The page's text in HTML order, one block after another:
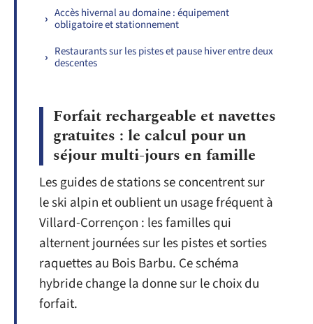
Accès hivernal au domaine : équipement
obligatoire et stationnement
Restaurants sur les pistes et pause hiver entre deux
descentes
Forfait rechargeable et navettes
gratuites : le calcul pour un
séjour multi-jours en famille
Les guides de stations se concentrent sur
le ski alpin et oublient un usage fréquent à
Villard-Corrençon : les familles qui
alternent journées sur les pistes et sorties
raquettes au Bois Barbu. Ce schéma
hybride change la donne sur le choix du
forfait.